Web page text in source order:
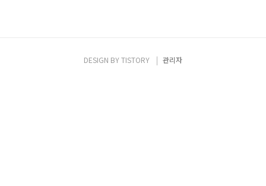
DESIGN BYTISTORY 관리자